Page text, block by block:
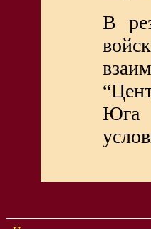
В
Юга